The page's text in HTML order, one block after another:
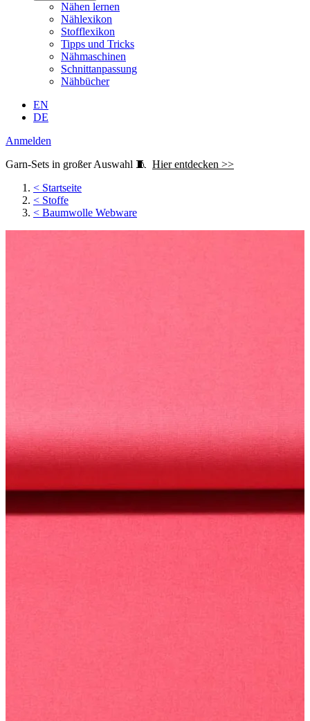
Nähen lernen
Nählexikon
Stofflexikon
Tipps und Tricks
Nähmaschinen
Schnittanpassung
Nähbücher
EN
DE
Anmelden
Garn-Sets in großer Auswahl 🧵 Hier entdecken >>
< Startseite
< Stoffe
< Baumwolle Webware